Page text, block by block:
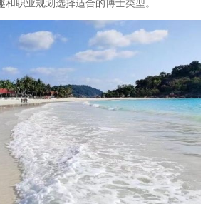
职业规划选择适合的博士类型。